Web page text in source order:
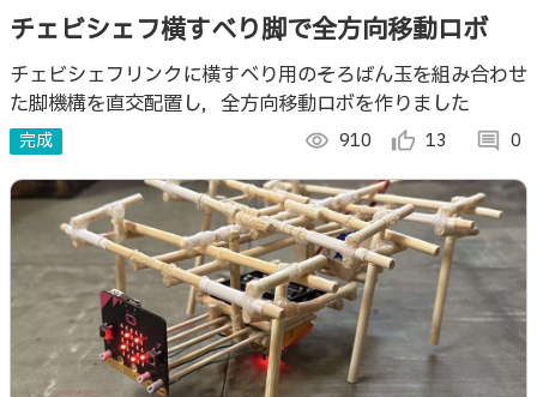
チェビシェフ横すべり脚で全方向移動ロボ
チェビシェフリンクに横すべり用のそろばん玉を組み合わせ
た脚機構を直交配置し，全方向移動ロボを作りました
完成 visibility 910 thumb_up_alt 13 comment 0